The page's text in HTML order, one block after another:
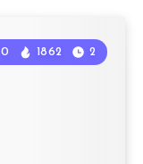
0 1862 2